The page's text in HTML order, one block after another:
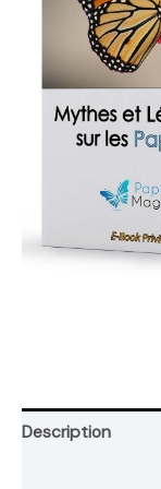
Description